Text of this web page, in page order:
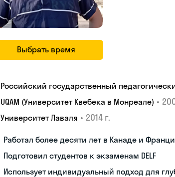
Выбрать время
Российский государственный
UQAM (Университет Квебека в Монреале) •
Университет Лаваля • 2014 г.
Работал более десяти лет в Канаде и
Подготовил студентов к экзаменам DELF
Использует индивидуальный подход для